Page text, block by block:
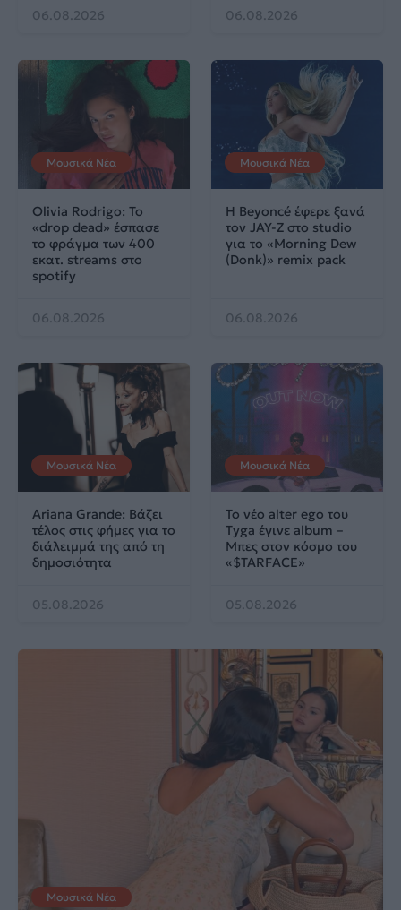
06.08.2026 06.08.2026
Μουσικά Νέα
Olivia Rodrigo: To
«drop dead» έσπασε
το φράγμα των 400
εκατ. streams στο
spotify
06.08.2026
Μουσικά Νέα
Η Beyoncé έφερε ξανά
τον JAY-Z στο studio
για το «Morning Dew
(Donk)» remix pack
06.08.2026
Μουσικά Νέα
Ariana Grande: Βάζει
τέλος στις φήμες για το
διάλειμμά της από τη
δημοσιότητα
05.08.2026
Μουσικά Νέα
Το νέο alter ego του
Tyga έγινε album –
Μπες στον κόσμο του
«$TARFACE»
05.08.2026
Μουσικά Νέα